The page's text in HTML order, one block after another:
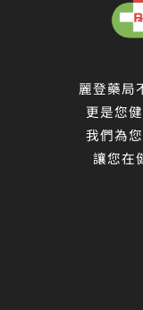
麗登藥局
更是您
我們為
讓您在